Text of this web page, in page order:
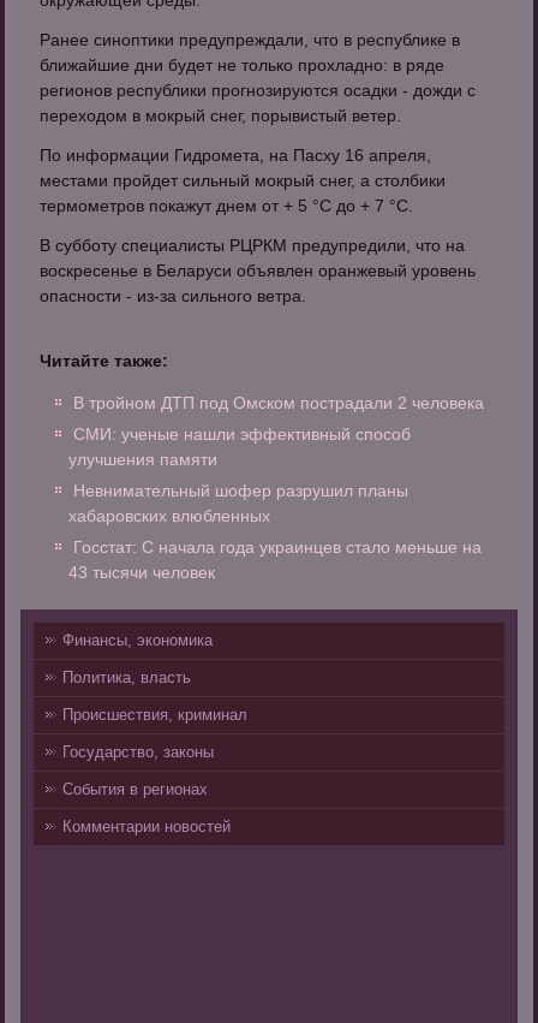
Ранее синоптики предупреждали, что в республике в
ближайшие дни будет не только прохладно: в ряде
регионов республики прогнозируются осадки - дожди с
переходом в мокрый снег, порывистый ветер.
По информации Гидромета, на Пасху 16 апреля,
местами пройдет сильный мокрый снег, а столбики
термометров покажут днем от + 5 °C до + 7 °C.
В субботу специалисты РЦРКМ предупредили, что на
воскресенье в Беларуси объявлен оранжевый уровень
опасности - из-за сильного ветра.
Читайте также:
В тройном ДТП под Омском пострадали 2 человека
СМИ: ученые нашли эффективный способ
улучшения памяти
Невнимательный шофер разрушил планы
хабаровских влюбленных
Госстат: С начала года украинцев стало меньше на
43 тысячи человек
Финансы, экономика
Политика, власть
Происшествия, криминал
Государство, законы
События в регионах
Комментарии новостей